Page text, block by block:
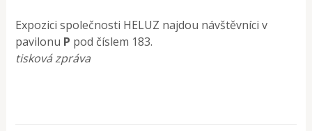
Expozici společnosti HELUZ najdou návštěvníci v
pavilonu P pod číslem 183.
tisková zpráva